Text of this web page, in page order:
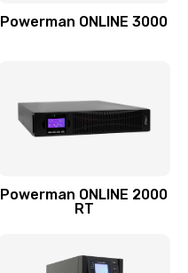
Powerman ONLINE 3000
Powerman ONLINE 2000
RT